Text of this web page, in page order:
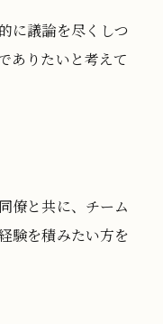
に議論を尽くしつ
ありたいと考えて
僚と共に、チーム
験を積みたい方を